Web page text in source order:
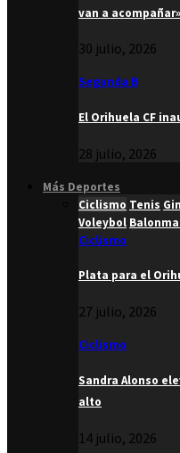
van a acompañar»
30 julio, 2026
Segunda B
El Orihuela CF
28 julio, 2026
Más Deportes
Ciclismo Tenis
Voleybol
Ciclismo
Plata para el
27 julio, 2026
Ciclismo
Sandra Alonso
alto
14 julio, 2026